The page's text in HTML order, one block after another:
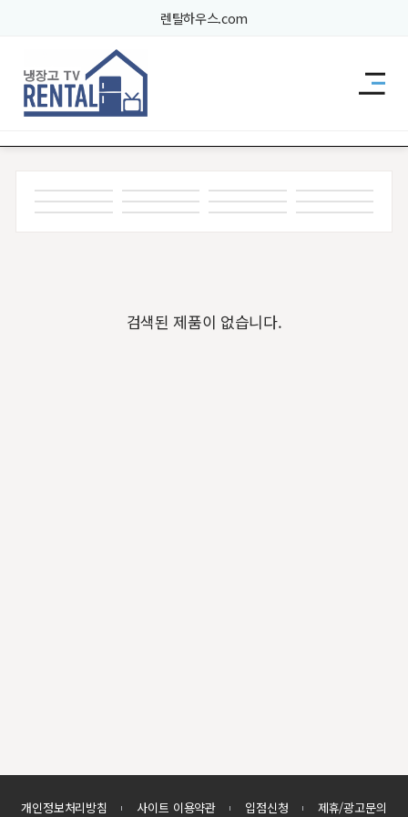
렌탈하우스.com
렌탈드림 브랜드관
검색된 제품이 없습니다.
개인정보처리방침 사이트 이용약관 입점신청 제휴/광고문의